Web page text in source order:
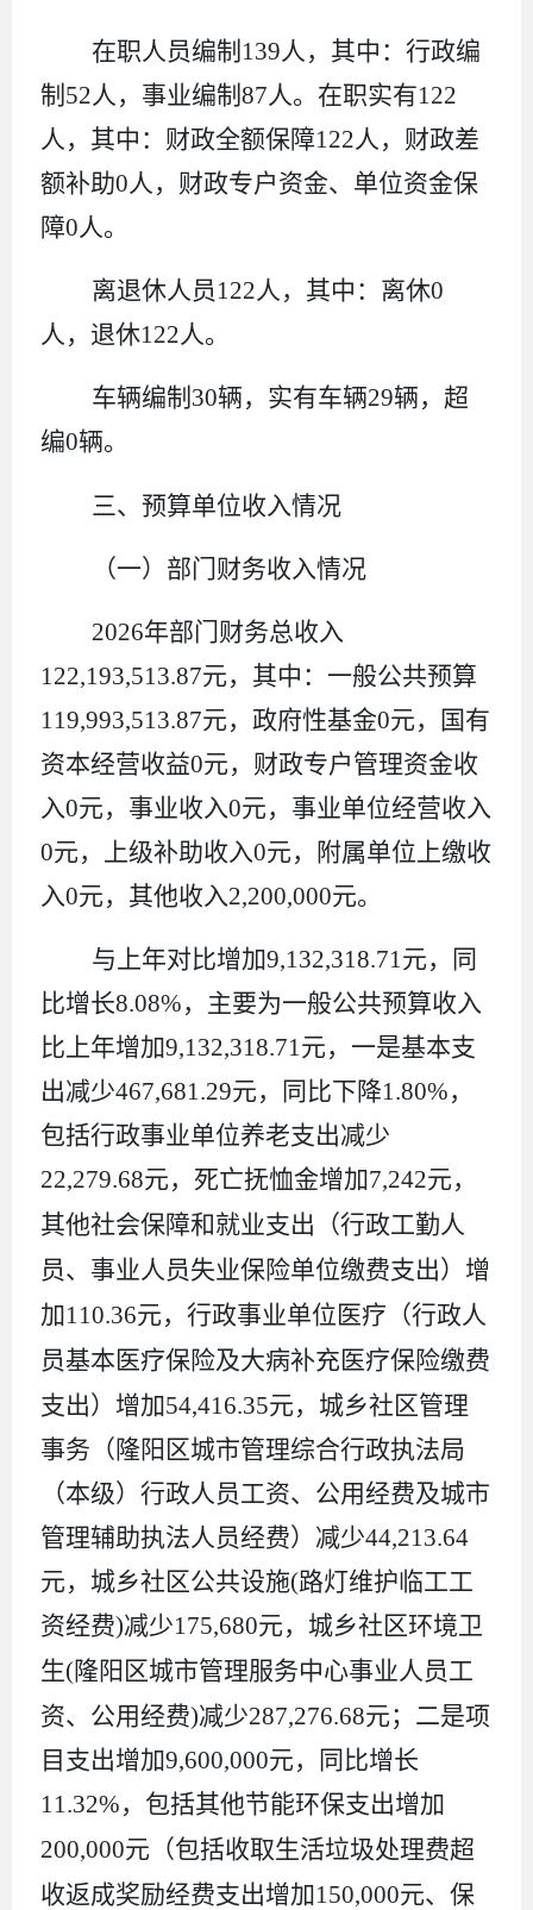
在职人员编制 139 人，其中：行政编
制 52 人，事业编制 87 人。在职实有122
人，其中：财政全额保障122 人，财政差
额补助0 人，财政专户资金、单位资金保
障0 人。
离退休人员 122 人，其中：离休0
人，退休122 人。
车辆编制 30辆，实有车辆29辆，超
编0辆。
三、预算单位收入情况
（一）部门财务收入情况
2026年部门财务总收入
122,193,513.87元，其中：一般公共预算
119,993,513.87元，政府性基金0元，国有
资本经营收益0元，财政专户管理资金收
入0元，事业收入0元，事业单位经营收入
0元，上级补助收入0元，附属单位上缴收
入0元，其他收入2,200,000元。
与上年对比增加9,132,318.71 元，同
比增长8.08%，主要为一般公共预算收入
比上年增加9,132,318.71 元，一是基本支
出减少467,681.29元，同比下降1.80%，
包括行政事业单位养老支出减少
22,279.68元，死亡抚恤金增加7,242元，
其他社会保障和就业支出（行政工勤人
员、事业人员失业保险单位缴费支出）增
加110.36元，行政事业单位医疗（行政人
员基本医疗保险及大病补充医疗保险缴费
支出）增加54,416.35元，城乡社区管理
事务（隆阳区城市管理综合行政执法局
（本级）行政人员工资、公用经费及城市
管理辅助执法人员经费）减少44,213.64
元，城乡社区公共设施(路灯维护临工工
资经费)减少175,680元，城乡社区环境卫
生(隆阳区城市管理服务中心事业 人员 工
资、 公用经费)减少287,276.68元；二是项
目支出增加9,600,000元，同比增长
11.32%，包括其他节能环保支出增加
200,000元（包括收取生活垃圾处理费超
收返成奖励经费支出增加150,000元、保